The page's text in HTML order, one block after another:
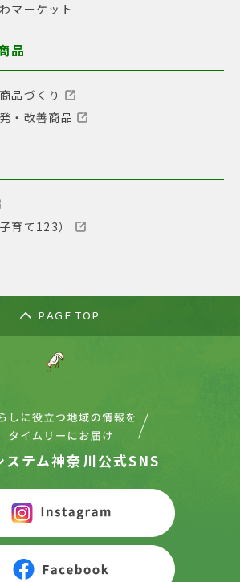
マーケット
品
品づくり
・改善商品
育て123）
PAGE TOP
ステム神奈川公式SNS